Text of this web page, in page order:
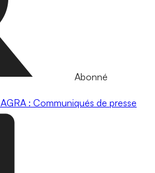
Abonné
AGRA : Communiqués de presse